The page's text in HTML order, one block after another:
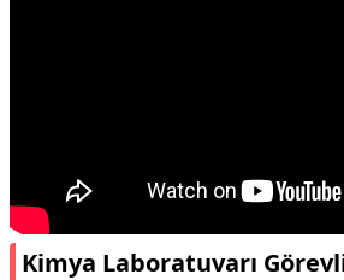
Kimya Laboratuvarı